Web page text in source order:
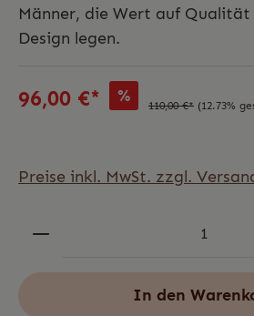
Männer, die Wert auf Qualität
Design legen.
96,00 €* % 110,00 €* (12.73%
Preise inkl. MwSt. zzgl.
In den